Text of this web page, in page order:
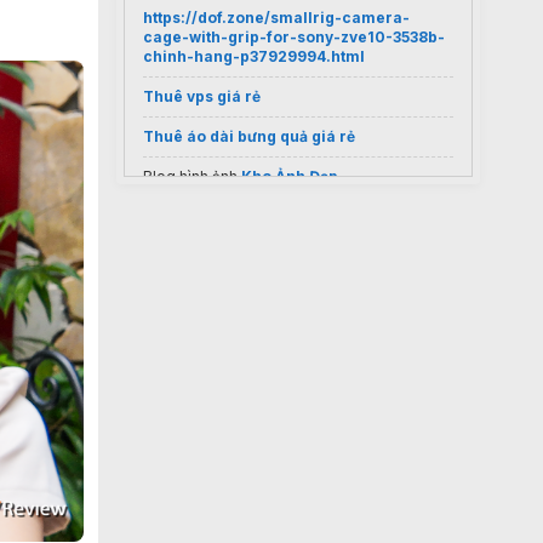
https://dof.zone/smallrig-camera-
cage-with-grip-for-sony-zve10-3538b-
chinh-hang-p37929994.html
Thuê vps giá rẻ
Thuê áo dài bưng quả giá rẻ
Blog hình ảnhKho Ảnh Đẹp